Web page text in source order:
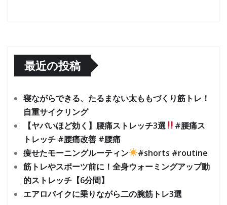
最近の投稿
寝ながらできる、たるまない太ももづくり筋トレ！
自重サイクリング
【ヤバいほど効く】腰痛ストレッチ3選
#腰痛ス
トレッチ #腰痛改善 #腰痛
痩せたモーニングルーティン
#shorts #routine
筋トレやスポーツ前に！全身ウォーミングアップ動
的ストレッチ【6分間】
エアロバイクに乗りながら二の腕筋トレ3選